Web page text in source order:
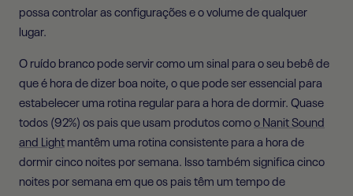
possa controlar as configurações e o volume de qualquer
lugar.
O ruído branco pode servir como um sinal para o seu bebê de
que é hora de dizer boa noite, o que pode ser essencial para
estabelecer uma rotina regular para a hora de dormir. Quase
todos (92%) os pais que usam produtos comoo Nanit Sound
and Light mantêm uma rotina consistente para a hora de
dormir cinco noites por semana. Isso também significa cinco
noites por semana em que os pais têm um tempo de